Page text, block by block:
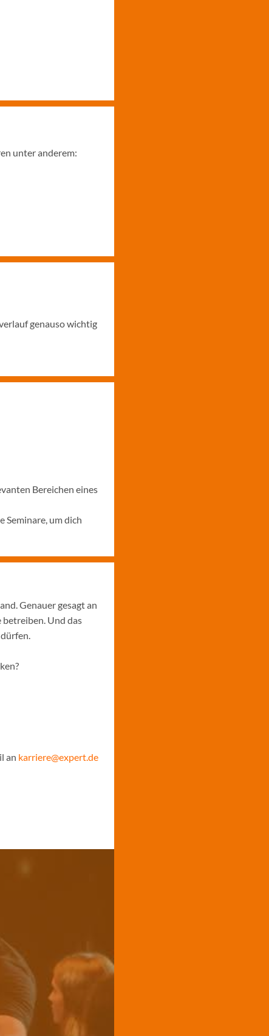
unter anderem:
genauso wichtig
Bereichen eines
um dich
Genauer gesagt an
Und das
an karriere@expert.de